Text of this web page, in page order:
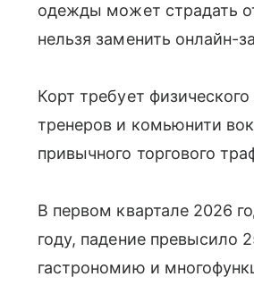
одежды может страдать
нельзя заменить онлайн-
Корт требует
тренеров и комьюнити
привычного торгового
В первом квартале 2026
году, падение превысило
гастрономию и